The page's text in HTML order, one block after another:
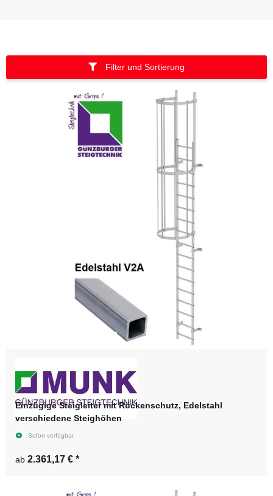
Filter und Sortierung
Einzügige Steigleiter mit Rückenschutz, Edelstahl
verschiedene Steighöhen
Sofort verfügbar
ab 2.361,17 € *